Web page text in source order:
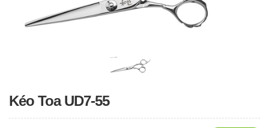
Kéo Toa UD7-55